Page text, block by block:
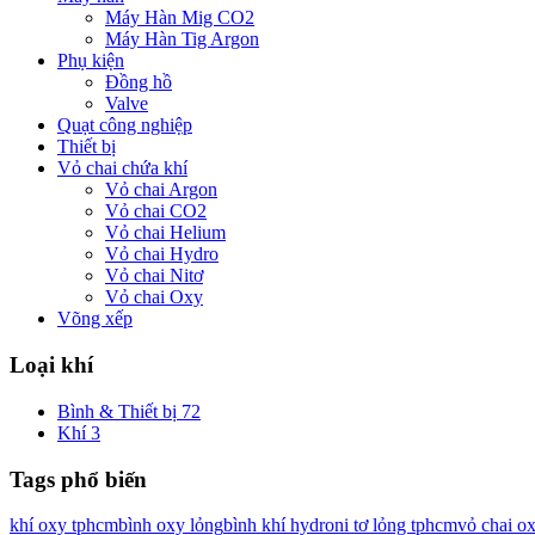
Máy Hàn Mig CO2
Máy Hàn Tig Argon
Phụ kiện
Đồng hồ
Valve
Quạt công nghiệp
Thiết bị
Vỏ chai chứa khí
Vỏ chai Argon
Vỏ chai CO2
Vỏ chai Helium
Vỏ chai Hydro
Vỏ chai Nitơ
Vỏ chai Oxy
Võng xếp
Loại khí
Bình & Thiết bị 72
Khí 3
Tags phổ biến
khí oxy tphcmbình oxy lỏngbình khí hydroni tơ lỏng tphcmvỏ chai